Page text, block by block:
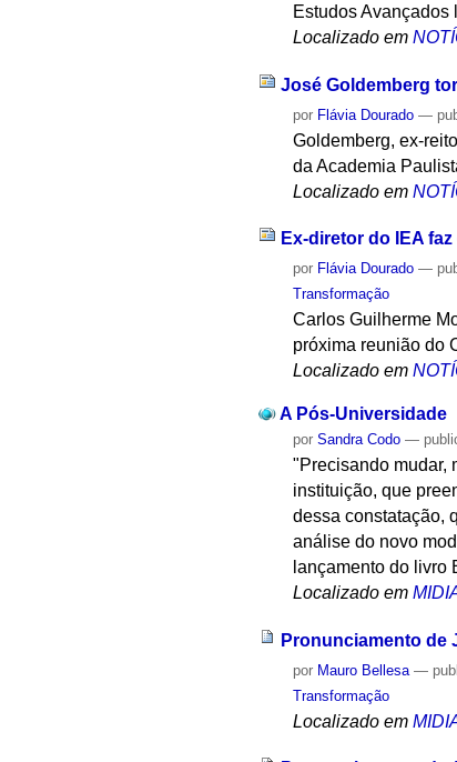
Estudos Avançados
Localizado em
José Goldemberg
por Flávia Dourado —
Goldemberg, ex-
da Academia
Localizado em
Ex-diretor do IEA
por Flávia Dourado —
Transformação
Carlos Guilherme
próxima reunião do
Localizado em
A Pós-Universidade
porSandra Codo —
"Precisando mudar,
instituição, que
dessa constatação,
análise do novo
lançamento do livro
Localizado em
Pronunciamento de
por Mauro Bellesa —
Transformação
Localizado em